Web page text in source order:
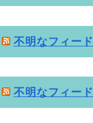
不明なフィード
不明なフィード